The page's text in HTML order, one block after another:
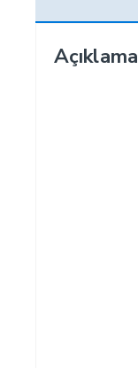
Açıklama